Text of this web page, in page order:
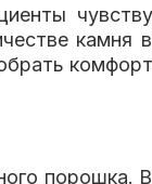
камня
порошка.